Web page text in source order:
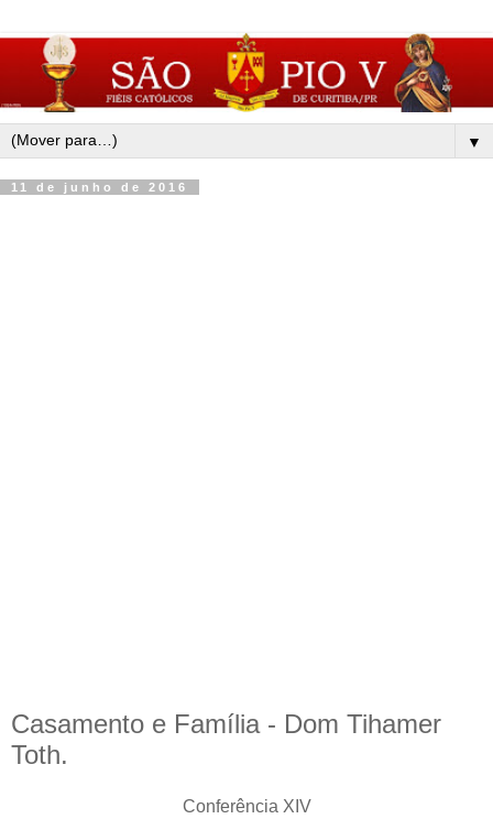
▼
11 de junho de 2016
Casamento e Família - Dom Tihamer
Toth.
Conferência XIV